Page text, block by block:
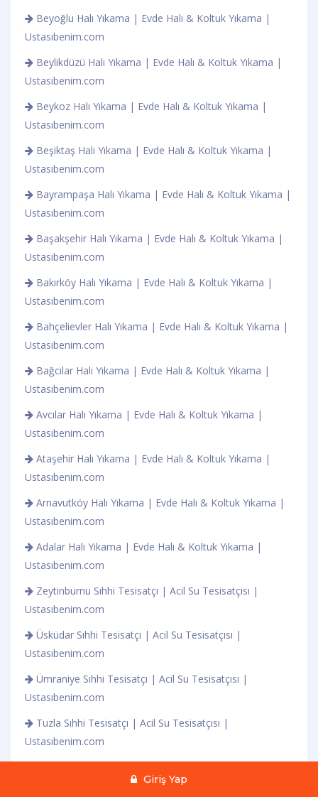
Giriş Yap
Beyoğlu Halı Yıkama | Evde Halı & Koltuk Yıkama |
Ustasıbenim.com
Beylikdüzü Halı Yıkama | Evde Halı & Koltuk Yıkama |
Ustasıbenim.com
Beykoz Halı Yıkama | Evde Halı & Koltuk Yıkama |
Ustasıbenim.com
Beşiktaş Halı Yıkama | Evde Halı & Koltuk Yıkama |
Ustasıbenim.com
Bayrampaşa Halı Yıkama | Evde Halı & Koltuk Yıkama |
Ustasıbenim.com
Başakşehir Halı Yıkama | Evde Halı & Koltuk Yıkama |
Ustasıbenim.com
Bakırköy Halı Yıkama | Evde Halı & Koltuk Yıkama |
Ustasıbenim.com
Bahçelievler Halı Yıkama | Evde Halı & Koltuk Yıkama |
Ustasıbenim.com
Bağcılar Halı Yıkama | Evde Halı & Koltuk Yıkama |
Ustasıbenim.com
Avcılar Halı Yıkama | Evde Halı & Koltuk Yıkama |
Ustasıbenim.com
Ataşehir Halı Yıkama | Evde Halı & Koltuk Yıkama |
Ustasıbenim.com
Arnavutköy Halı Yıkama | Evde Halı & Koltuk Yıkama |
Ustasıbenim.com
Adalar Halı Yıkama | Evde Halı & Koltuk Yıkama |
Ustasıbenim.com
Zeytinburnu Sıhhi Tesisatçı | Acil Su Tesisatçısı |
Ustasıbenim.com
Üsküdar Sıhhi Tesisatçı | Acil Su Tesisatçısı |
Ustasıbenim.com
Ümraniye Sıhhi Tesisatçı | Acil Su Tesisatçısı |
Ustasıbenim.com
Tuzla Sıhhi Tesisatçı | Acil Su Tesisatçısı |
Ustasıbenim.com